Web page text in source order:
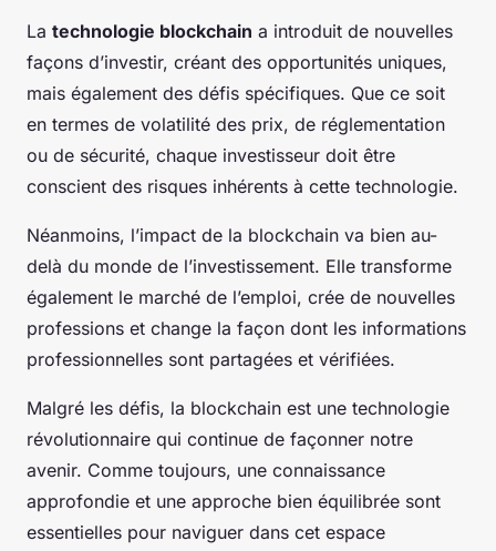
La technologie blockchain a introduit de nouvelles
façons d’investir, créant des opportunités uniques,
mais également des défis spécifiques. Que ce soit
en termes de volatilité des prix, de réglementation
ou de sécurité, chaque investisseur doit être
conscient des risques inhérents à cette technologie.
Néanmoins, l’impact de la blockchain va bien au-
delà du monde de l’investissement. Elle transforme
également le marché de l’emploi, crée de nouvelles
professions et change la façon dont les informations
professionnelles sont partagées et vérifiées.
Malgré les défis, la blockchain est une technologie
révolutionnaire qui continue de façonner notre
avenir. Comme toujours, une connaissance
approfondie et une approche bien équilibrée sont
essentielles pour naviguer dans cet espace